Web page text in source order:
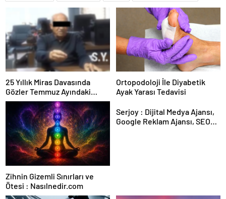
25 Yıllık Miras Davasında
Gözler Temmuz Ayındaki
Karar Duruşmasına Çevrildi
Ortopodoloji İle Diyabetik
Ayak Yarası Tedavisi
Zihnin Gizemli Sınırları ve
Ötesi : Nasılnedir.com
Serjoy : Dijital Medya Ajansı,
Google Reklam Ajansı, SEO